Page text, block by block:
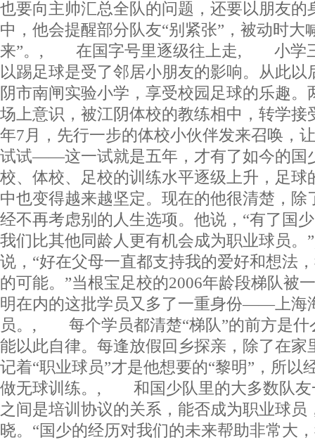
也要向主帅汇总全队的问题，还要以朋友的
中，他会提醒部分队友“别紧张”，被动时大
来”。, 在国字号里逐级往上走, 小学三
以踢足球是受了邻居小朋友的影响。从此以
阴市南闸实验小学，享受校园足球的乐趣。
场上意识，被江阴体校的教练相中，转学接
年7月，先行一步的体校小伙伴发来召唤，
试试——这一试就是五年，才有了如今的
校、体校、足校的训练水平逐级上升，足球
中也变得越来越坚定。现在的他很清楚，除
经不再考虑别的人生选项。他说，“有了国
我们比其他同龄人更有机会成为职业球
说，“好在父母一直都支持我的爱好和想法
的可能。”当根宝足校的2006年龄段梯队被
明在内的这批学员又多了一重身份——上海
员。, 每个学员都清楚“梯队”的前方是什
能以此自律。每逢放假回乡探亲，除了在家
记着“职业球员”才是他想要的“黎明”，所以
做无球训练。, 和国少队里的大多数队友
之间是培训协议的关系，能否成为职业球员
晓。“国少的经历对我们的未来帮助非常大